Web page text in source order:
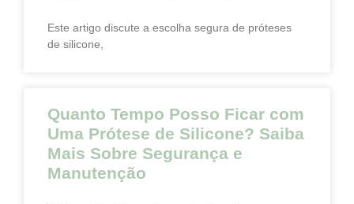
Este artigo discute a escolha segura de próteses
de silicone,
Quanto Tempo Posso Ficar com
Uma Prótese de Silicone? Saiba
Mais Sobre Segurança e
Manutenção